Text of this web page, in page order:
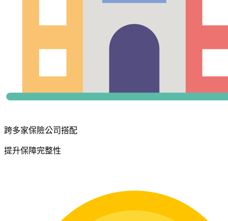
跨多家保險公司搭配
提升保障完整性